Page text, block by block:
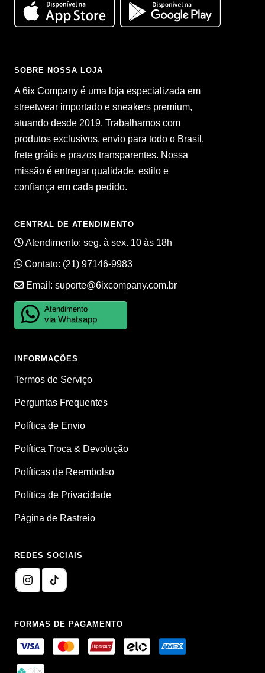
SOBRE NOSSA LOJA
A 6ix Company é uma loja especializada em
streetwear importado e sneakers premium,
atuando desde 2019. Trabalhamos com
produtos exclusivos, envio para todo o Brasil,
frete grátis e prazos transparentes. Nossa
missão é entregar qualidade, estilo e
confiança em cada pedido.
CENTRAL DE ATENDIMENTO
Atendimento: seg. à sex. 10 às 18h
Contato: (21) 97146-9983
Email: suporte@6ixcompany.com.br
Atendimento
via Whatsapp
INFORMAÇÕES
Termos de Serviço
Perguntas Frequentes
Política de Envio
Política Troca & Devolução
Políticas de Reembolso
Política de Privacidade
Página de Rastreio
REDES SOCIAIS
FORMAS DE PAGAMENTO